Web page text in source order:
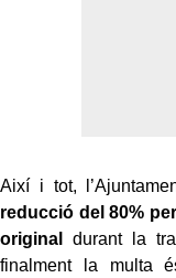
Així i tot,
reducció del 80%
original
durant la
finalment la multa